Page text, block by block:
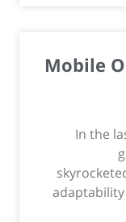
Mobile
In the